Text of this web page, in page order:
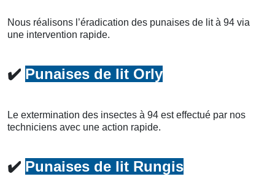
Nous réalisons l’éradication des punaises de lit à 94 via
une intervention rapide.
✔️ Punaises de lit Orly
Le extermination des insectes à 94 est effectué par nos
techniciens avec une action rapide.
✔️ Punaises de lit Rungis